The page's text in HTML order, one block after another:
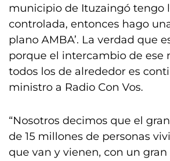
municipio de Ituzaingó tengo
controlada, entonces hago
plano AMBA’. La verdad que
porque el intercambio de ese
todos los de alrededor es
ministro a Radio Con Vos.
“Nosotros decimos que el
de 15 millones de personas
que van y vienen, con un